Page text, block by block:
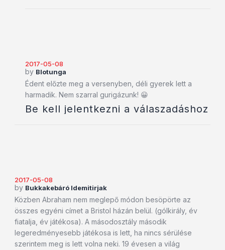
2017-05-08
by Blotunga
Édent előzte meg a versenyben, déli gyerek lett a
harmadik. Nem szarral gurigázunk! 😀
Be kell jelentkezni a válaszadáshoz
2017-05-08
by Bukkakebáró Idemitirjak
Közben Abraham nem meglepő módon besöpörte az
összes egyéni címet a Bristol házán belül. (gólkirály, év
fiatalja, év játékosa). A másodosztály második
legeredményesebb játékosa is lett, ha nincs sérülése
szerintem meg is lett volna neki. 19 évesen a világ